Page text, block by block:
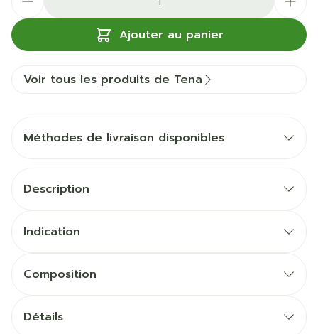
Ajouter au panier
Voir tous les produits de Tena
Méthodes de livraison disponibles
Description
Indication
Composition
Détails